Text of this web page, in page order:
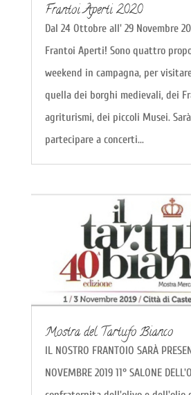
Frantoi Aperti 2020
Dal 24 Ottobre all' 29 Novembre
Frantoi Aperti! Sono quattro
weekend in campagna, per
quella dei borghi medievali, dei
agriturismi, dei piccoli Musei. Sarà
partecipare a concerti...
Mostra del Tartufo Bianco
IL NOSTRO FRANTOIO SARÀ
NOVEMBRE 2019 11° SALONE